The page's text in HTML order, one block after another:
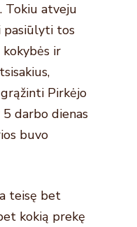
Tokiu atveju
pasiūlyti tos
kokybės ir
Pirkėjo
darbo dienas
buvo
teisę bet
kokią prekę